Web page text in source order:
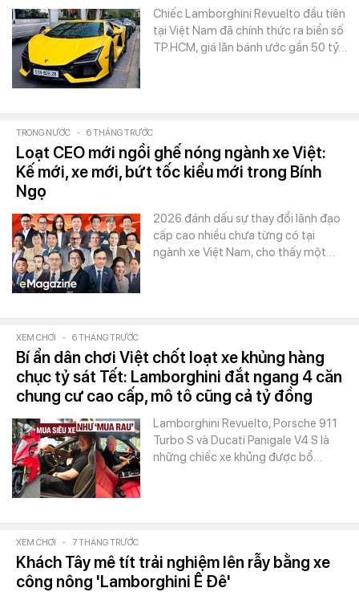
Chiếc Lamborghini Revuelto đầu tiên
tại Việt Nam đã chính thức ra biển số
TP.HCM, giá lăn bánh ước gần 50 tỷ…
TRONG NƯỚC - 6 THÁNG TRƯỚC
Loạt CEO mới ngồi ghế nóng ngành xe Việt:
Kế mới, xe mới, bứt tốc kiểu mới trong Bính
Ngọ
2026 đánh dấu sự thay đổi lãnh đạo
cấp cao nhiều chưa từng có tại
ngành xe Việt Nam, cho thấy một…
XEM CHƠI - 6 THÁNG TRƯỚC
Bí ẩn dân chơi Việt chốt loạt xe khủng hàng
chục tỷ sát Tết: Lamborghini đắt ngang 4 căn
chung cư cao cấp, mô tô cũng cả tỷ đồng
Lamborghini Revuelto, Porsche 911
Turbo S và Ducati Panigale V4 S là
những chiếc xe khủng được bổ…
XEM CHƠI - 7 THÁNG TRƯỚC
Khách Tây mê tít trải nghiệm lên rẫy bằng xe
công nông 'Lamborghini Ê Đê'